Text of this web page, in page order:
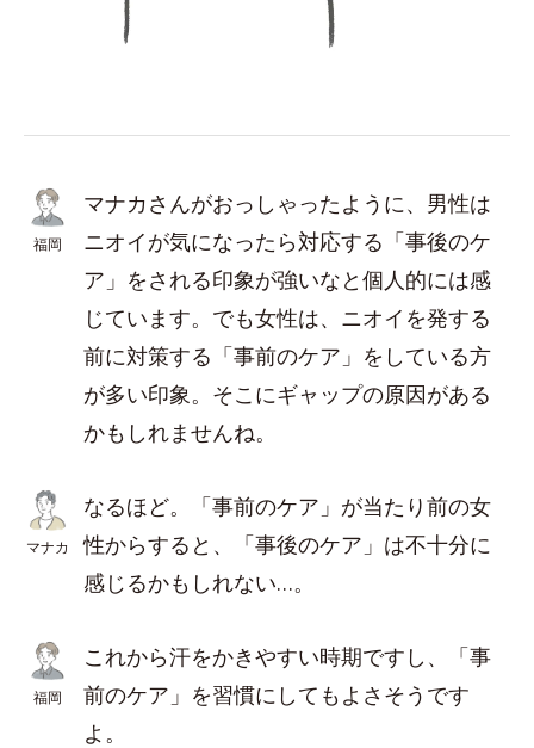
福岡
マナカさんがおっしゃったように、男性は
ニオイが気になったら対応する「事後のケ
ア」をされる印象が強いなと個人的には感
じています。でも女性は、ニオイを発する
前に対策する「事前のケア」をしている方
が多い印象。そこにギャップの原因がある
かもしれませんね。
マナカ
なるほど。「事前のケア」が当たり前の女
性からすると、「事後のケア」は不十分に
感じるかもしれない…。
福岡
これから汗をかきやすい時期ですし、「事
前のケア」を習慣にしてもよさそうです
よ。